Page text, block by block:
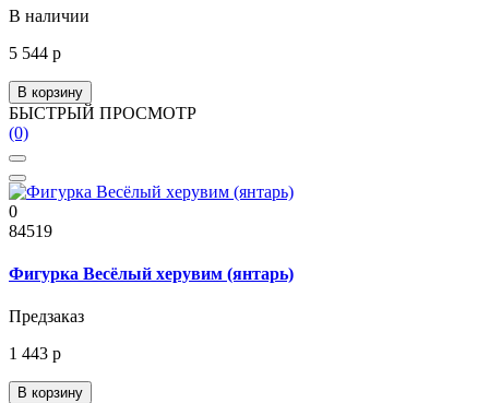
В наличии
5 544 р
В корзину
БЫСТРЫЙ ПРОСМОТР
(0)
0
84519
Фигурка Весёлый херувим (янтарь)
Предзаказ
1 443 р
В корзину